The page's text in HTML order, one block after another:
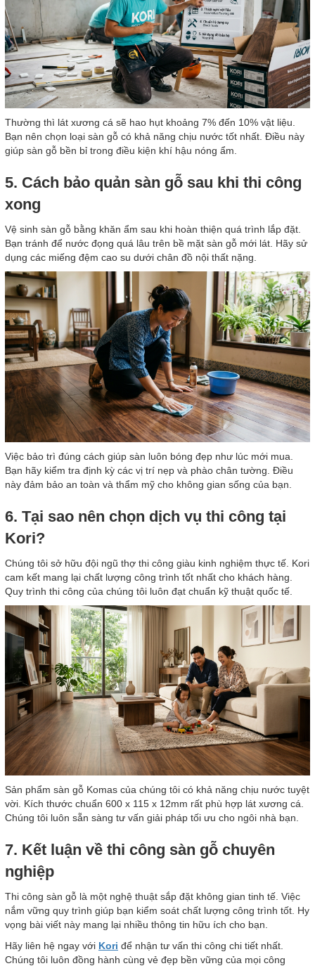
Thường thì lát xương cá sẽ hao hụt khoảng 7% đến 10% vật liệu.
Bạn nên chọn loại sàn gỗ có khả năng chịu nước tốt nhất. Điều này
giúp sàn gỗ bền bỉ trong điều kiện khí hậu nóng ẩm.
5. Cách bảo quản sàn gỗ sau khi thi công
xong
Vệ sinh sàn gỗ bằng khăn ẩm sau khi hoàn thiện quá trình lắp đặt.
Bạn tránh để nước đọng quá lâu trên bề mặt sàn gỗ mới lát. Hãy sử
dụng các miếng đệm cao su dưới chân đồ nội thất nặng.
Việc bảo trì đúng cách giúp sàn luôn bóng đẹp như lúc mới mua.
Bạn hãy kiểm tra định kỳ các vị trí nẹp và phào chân tường. Điều
này đảm bảo an toàn và thẩm mỹ cho không gian sống của bạn.
6. Tại sao nên chọn dịch vụ thi công tại
Kori?
Chúng tôi sở hữu đội ngũ thợ thi công giàu kinh nghiệm thực tế. Kori
cam kết mang lại chất lượng công trình tốt nhất cho khách hàng.
Quy trình thi công của chúng tôi luôn đạt chuẩn kỹ thuật quốc tế.
Sản phẩm sàn gỗ Komas của chúng tôi có khả năng chịu nước tuyệt
vời. Kích thước chuẩn 600 x 115 x 12mm rất phù hợp lát xương cá.
Chúng tôi luôn sẵn sàng tư vấn giải pháp tối ưu cho ngôi nhà bạn.
7. Kết luận về thi công sàn gỗ chuyên
nghiệp
Thi công sàn gỗ là một nghệ thuật sắp đặt không gian tinh tế. Việc
nắm vững quy trình giúp bạn kiểm soát chất lượng công trình tốt. Hy
vọng bài viết này mang lại nhiều thông tin hữu ích cho bạn.
Hãy liên hệ ngay với Kori để nhận tư vấn thi công chi tiết nhất.
Chúng tôi luôn đồng hành cùng vẻ đẹp bền vững của mọi công